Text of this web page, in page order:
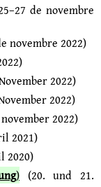
de novembre
novembre 2022)
2022)
2022)
2022)
2021)
2020)
) (20. und 21.